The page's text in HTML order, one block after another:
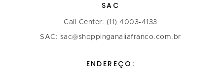
SAC
Call Center: (11) 4003-4133
SAC: sac@shoppinganaliafranco.com.br
ENDEREÇO: